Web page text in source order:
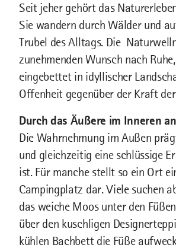
Seit jeher gehört das
Sie wandern durch Wälder und
Trubel des Alltags. Die
zunehmenden Wunsch nach
eingebettet in idyllischer
Offenheit gegenüber der Kraft
Durch das Äußere im Inneren
Die Wahrnehmung im Außen
und gleichzeitig eine schlüssige
ist. Für manche stellt so ein Ort
Campingplatz dar. Viele suchen
das weiche Moos unter den
über den kuschligen
kühlen Bachbett die Füße